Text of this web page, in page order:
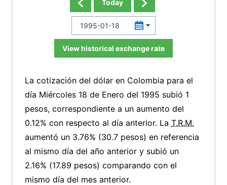
Today
View historical exchange rate
La cotización del dólar en Colombia para el
día Miércoles 18 de Enero del 1995 subió 1
pesos, correspondiente a un aumento del
0.12% con respecto al día anterior. La T.R.M.
aumentó un 3.76% (30.7 pesos) en referencia
al mismo día del año anterior y subió un
2.16% (17.89 pesos) comparando con el
mismo día del mes anterior.